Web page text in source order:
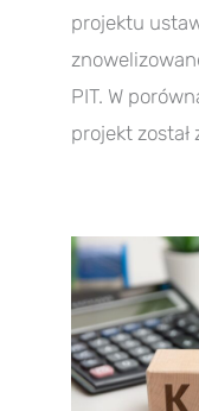
projektu
PIT. W
projekt